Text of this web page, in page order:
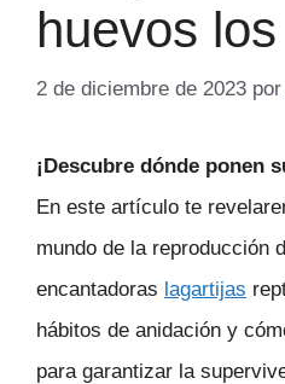
huevos
2 de diciembre de 2023 por
¡Descubre dónde ponen
En este artículo te
mundo de la reproducción
encantadoras lagartijas
hábitos de anidación y
para garantizar la